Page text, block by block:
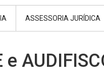
ASSESSORIA JURÍDICA
e